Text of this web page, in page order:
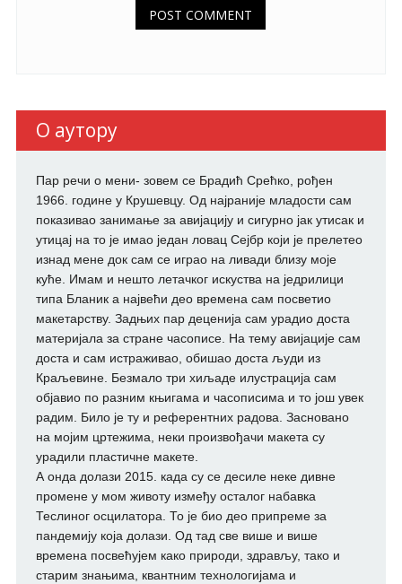
О аутору
Пар речи о мени- зовем се Брадић Срећко, рођен
1966. године у Крушевцу. Од најраније младости сам
показивао занимање за авијацију и сигурно јак утисак и
утицај на то је имао један ловац Сејбр који је прелетео
изнад мене док сам се играо на ливади близу моје
куће. Имам и нешто летачког искуства на једрилици
типа Бланик а највећи део времена сам посветио
макетарству. Задњих пар деценија сам урадио доста
материјала за стране часописе. На тему авијације сам
доста и сам истраживао, обишао доста људи из
Краљевине. Безмало три хиљаде илустрација сам
објавио по разним књигама и часописима и то још увек
радим. Било је ту и референтних радова. Засновано
на мојим цртежима, неки произвођачи макета су
урадили пластичне макете.
А онда долази 2015. када су се десиле неке дивне
промене у мом животу између осталог набавка
Теслиног осцилатора. То је био део припреме за
пандемију која долази. Од тад све више и више
времена посвећујем како природи, здрављу, тако и
старим знањима, квантним технологијама и